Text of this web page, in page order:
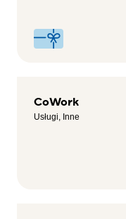
CoWork
Usługi, Inne